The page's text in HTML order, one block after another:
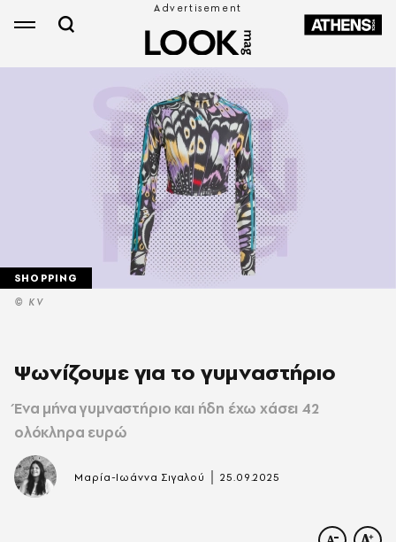
© KV
SHOPPING
Ψωνίζουμε για το γυμναστήριο
Ένα μήνα γυμναστήριο και ήδη έχω χάσει 42
ολόκληρα ευρώ
Μαρία-Ιωάννα Σιγαλού |25.09.2025